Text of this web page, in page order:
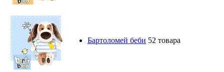
Бартоломей беби 52 товара